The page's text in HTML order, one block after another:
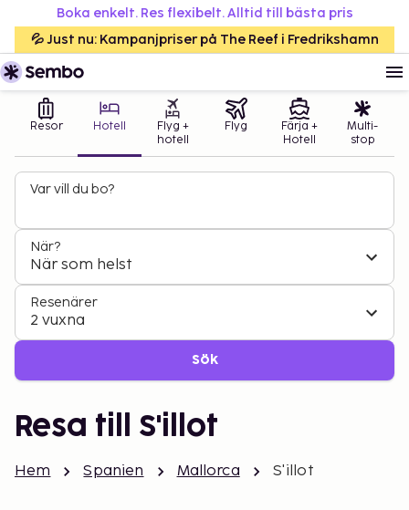
Boka enkelt. Res flexibelt. Alltid till bästa pris
💦 Just nu: Kampanjpriser på The Reef i Fredrikshamn
Resor Hotell
Flyg +
hotell
Flyg
Färja +
Hotell
Multi-
stop
Var vill du bo?
När?
När som helst
Resenärer
2 vuxna
Sök
Resa till S'illot
Hem Spanien Mallorca S'illot